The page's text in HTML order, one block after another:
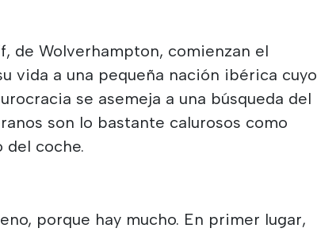
de Wolverhampton, comienzan el
vida a una pequeña nación ibérica cuyo
se asemeja a una búsqueda del
son lo bastante calurosos como
del coche.
porque hay mucho. En primer lugar,